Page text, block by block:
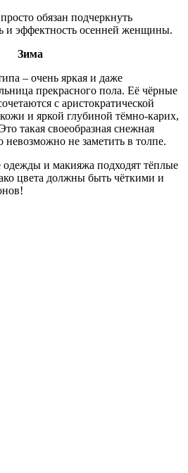
обязан подчеркнуть
и эффектность осенней женщины.
Зима
– очень яркая и даже
прекрасного пола. Её чёрные
с аристократической
и яркой глубиной тёмно-карих,
такая своеобразная снежная
невозможно не заметить в толпе.
и макияжа подходят тёплые
цвета должны быть чёткими и